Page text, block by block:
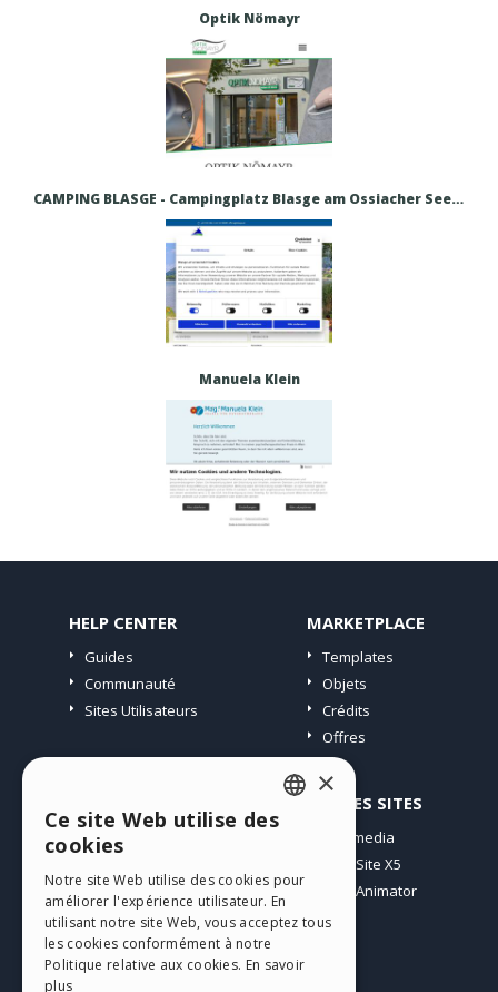
Optik Nömayr
CAMPING BLASGE - Campingplatz Blasge am Ossiacher See – Urlaub direkt am Ossiacher See
Manuela Klein
HELP CENTER
Guides
Communauté
Sites Utilisateurs
MARKETPLACE
Templates
Objets
Crédits
Offres
Mes Messages
Télécharger
Espace Web
Mes Crédits
AUTRES SITES
Incomedia
WebSite X5
WebAnimator
ENGLISH
GERMAN
SPANISH
×
Ce site Web utilise des
cookies
Notre site Web utilise des cookies pour
améliorer l'expérience utilisateur. En
utilisant notre site Web, vous acceptez tous
les cookies conformément à notre
Politique relative aux cookies. En savoir
plus